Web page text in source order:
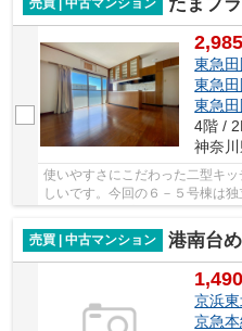
売買 | 中古マンション
東急
東急
東急
4階 /
神奈
使いやすさにこだわった二型キ
しいです。今回の６－５号棟は
ります。たまプラーザ駅まで徒
売買 | 中古マンション
港南台
京浜
京急本